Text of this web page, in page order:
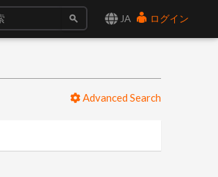
JA ログイン
Advanced Search